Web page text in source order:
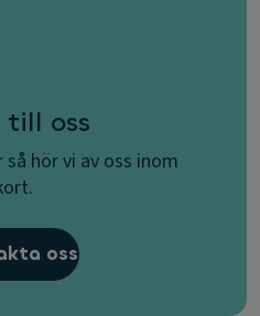
till oss
hör vi av oss inom
oss